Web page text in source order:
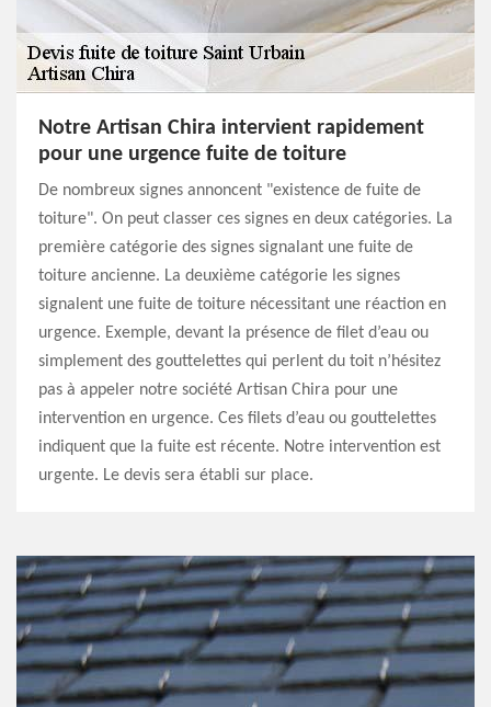
Notre Artisan Chira intervient rapidement
pour une urgence fuite de toiture
De nombreux signes annoncent "existence de fuite de
toiture". On peut classer ces signes en deux catégories. La
première catégorie des signes signalant une fuite de
toiture ancienne. La deuxième catégorie les signes
signalent une fuite de toiture nécessitant une réaction en
urgence. Exemple, devant la présence de filet d’eau ou
simplement des gouttelettes qui perlent du toit n’hésitez
pas à appeler notre société Artisan Chira pour une
intervention en urgence. Ces filets d’eau ou gouttelettes
indiquent que la fuite est récente. Notre intervention est
urgente. Le devis sera établi sur place.